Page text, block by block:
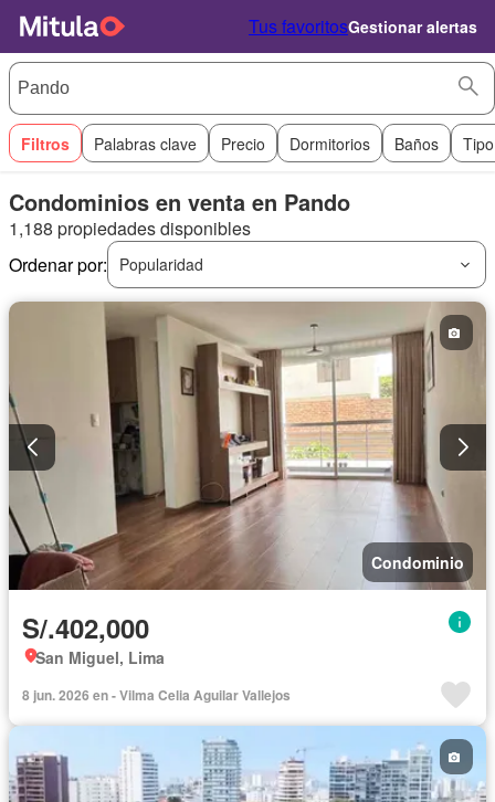
Tus favoritosGestionar alertas
Filtros Palabras clave Precio Dormitorios Baños
Condominios en venta en Pando
1,188 propiedades disponibles
Ordenar por:
Popularidad
Condominio
S/.402,000
San Miguel, Lima
8 jun. 2026 en - Vilma Celia Aguilar Vallejos